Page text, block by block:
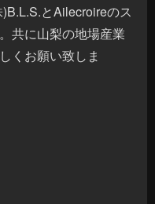
とAilecroireのス
共に山梨の地場産業
くお願い致しま